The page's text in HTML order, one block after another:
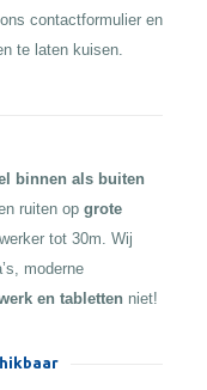
contactformulier en
te laten kuisen.
binnen als buiten
ruiten op grote
tot 30m. Wij
moderne
en tabletten niet!